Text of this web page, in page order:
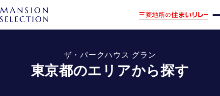
ザ・パークハウス グラン
東京都のエリアから探す